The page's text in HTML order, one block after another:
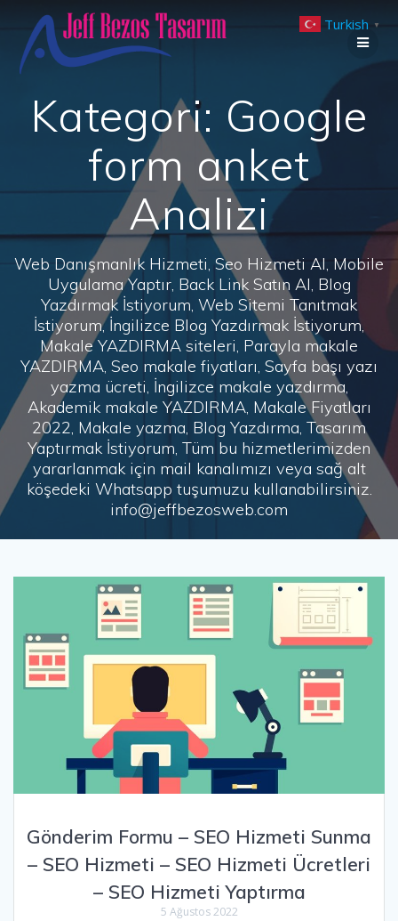
to
Kategori: Google
form anket
Analizi
Web Danışmanlık Hizmeti, Seo Hizmeti Al, Mobile
Uygulama Yaptır, Back Link Satın Al, Blog
Yazdırmak İstiyorum, Web Sitemi Tanıtmak
İstiyorum, İngilizce Blog Yazdırmak İstiyorum,
Makale YAZDIRMA siteleri, Parayla makale
YAZDIRMA, Seo makale fiyatları, Sayfa başı yazı
yazma ücreti, İngilizce makale yazdırma,
Akademik makale YAZDIRMA, Makale Fiyatları
2022, Makale yazma, Blog Yazdırma, Tasarım
Yaptırmak İstiyorum, Tüm bu hizmetlerimizden
yararlanmak için mail kanalımızı veya sağ alt
köşedeki Whatsapp tuşumuzu kullanabilirsiniz.
info@jeffbezosweb.com
Gönderim Formu – SEO Hizmeti Sunma
– SEO Hizmeti – SEO Hizmeti Ücretleri
– SEO Hizmeti Yaptırma
5 Ağustos 2022
Turkish ▼